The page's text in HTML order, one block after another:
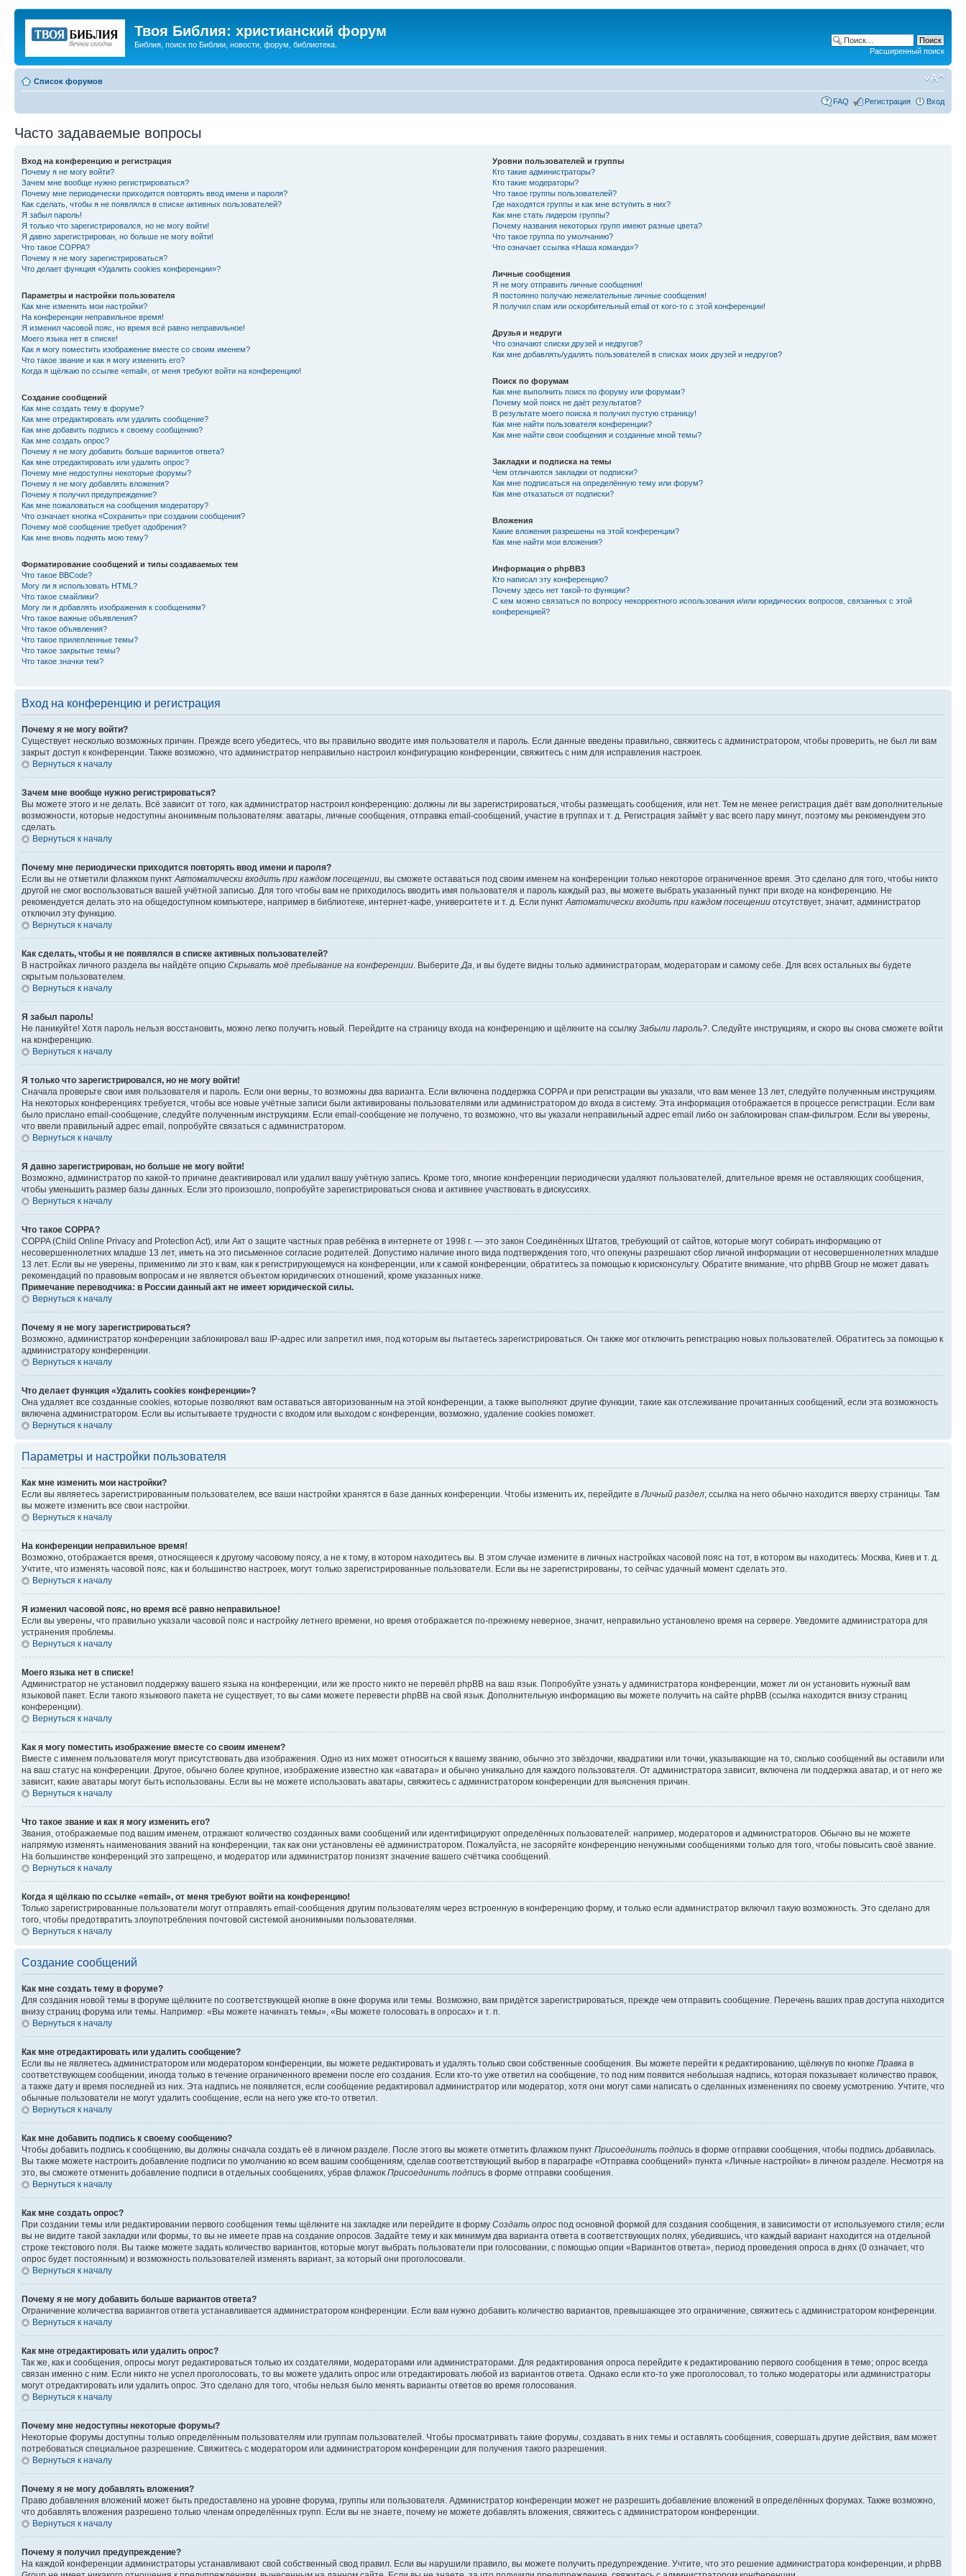
Твоя Библия: христианский форум
Библия, поиск по Библии, новости, форум, библиотека.
Расширенный поиск
Список форумов
FAQ Регистрация Вход
Часто задаваемые вопросы
Вход на конференцию и регистрация
Почему я не могу войти?
Зачем мне вообще нужно регистрироваться?
Почему мне периодически приходится повторять ввод имени и пароля?
Как сделать, чтобы я не появлялся в списке активных пользователей?
Я забыл пароль!
Я только что зарегистрировался, но не могу войти!
Я давно зарегистрирован, но больше не могу войти!
Что такое COPPA?
Почему я не могу зарегистрироваться?
Что делает функция «Удалить cookies конференции»?
Параметры и настройки пользователя
Как мне изменить мои настройки?
На конференции неправильное время!
Я изменил часовой пояс, но время всё равно неправильное!
Моего языка нет в списке!
Как я могу поместить изображение вместе со своим именем?
Что такое звание и как я могу изменить его?
Когда я щёлкаю по ссылке «email», от меня требуют войти на конференцию!
Создание сообщений
Как мне создать тему в форуме?
Как мне отредактировать или удалить сообщение?
Как мне добавить подпись к своему сообщению?
Как мне создать опрос?
Почему я не могу добавить больше вариантов ответа?
Как мне отредактировать или удалить опрос?
Почему мне недоступны некоторые форумы?
Почему я не могу добавлять вложения?
Почему я получил предупреждение?
Как мне пожаловаться на сообщения модератору?
Что означает кнопка «Сохранить» при создании сообщения?
Почему моё сообщение требует одобрения?
Как мне вновь поднять мою тему?
Форматирование сообщений и типы создаваемых тем
Что такое BBCode?
Могу ли я использовать HTML?
Что такое смайлики?
Могу ли я добавлять изображения к сообщениям?
Что такое важные объявления?
Что такое объявления?
Что такое прилепленные темы?
Что такое закрытые темы?
Что такое значки тем?
Уровни пользователей и группы
Кто такие администраторы?
Кто такие модераторы?
Что такое группы пользователей?
Где находятся группы и как мне вступить в них?
Как мне стать лидером группы?
Почему названия некоторых групп имеют разные цвета?
Что такое группа по умолчанию?
Что означает ссылка «Наша команда»?
Личные сообщения
Я не могу отправить личные сообщения!
Я постоянно получаю нежелательные личные сообщения!
Я получил спам или оскорбительный email от кого-то с этой конференции!
Друзья и недруги
Что означают списки друзей и недругов?
Как мне добавлять/удалять пользователей в списках моих друзей и недругов?
Поиск по форумам
Как мне выполнить поиск по форуму или форумам?
Почему мой поиск не даёт результатов?
В результате моего поиска я получил пустую страницу!
Как мне найти пользователя конференции?
Как мне найти свои сообщения и созданные мной темы?
Закладки и подписка на темы
Чем отличаются закладки от подписки?
Как мне подписаться на определённую тему или форум?
Как мне отказаться от подписки?
Вложения
Какие вложения разрешены на этой конференции?
Как мне найти мои вложения?
Информация о phpBB3
Кто написал эту конференцию?
Почему здесь нет такой-то функции?
С кем можно связаться по вопросу некорректного использования и/или юридических вопросов, связанных с этой
конференцией?
Вход на конференцию и регистрация
Почему я не могу войти?
Существует несколько возможных причин. Прежде всего убедитесь, что вы правильно вводите имя пользователя и пароль. Если данные введены правильно, свяжитесь с администратором, чтобы проверить, не был ли вам
закрыт доступ к конференции. Также возможно, что администратор неправильно настроил конфигурацию конференции, свяжитесь с ним для исправления настроек.
Вернуться к началу
Зачем мне вообще нужно регистрироваться?
Вы можете этого и не делать. Всё зависит от того, как администратор настроил конференцию: должны ли вы зарегистрироваться, чтобы размещать сообщения, или нет. Тем не менее регистрация даёт вам дополнительные
возможности, которые недоступны анонимным пользователям: аватары, личные сообщения, отправка email-сообщений, участие в группах и т. д. Регистрация займёт у вас всего пару минут, поэтому мы рекомендуем это
сделать.
Вернуться к началу
Почему мне периодически приходится повторять ввод имени и пароля?
Если вы не отметили флажком пункт Автоматически входить при каждом посещении , вы сможете оставаться под своим именем на конференции только некоторое ограниченное время. Это сделано для того, чтобы никто
другой не смог воспользоваться вашей учётной записью. Для того чтобы вам не приходилось вводить имя пользователя и пароль каждый раз, вы можете выбрать указанный пункт при входе на конференцию. Не
рекомендуется делать это на общедоступном компьютере, например в библиотеке, интернет-кафе, университете и т. д. Если пункт Автоматически входить при каждом посещении отсутствует, значит, администратор
отключил эту функцию.
Вернуться к началу
Как сделать, чтобы я не появлялся в списке активных пользователей?
В настройках личного раздела вы найдёте опцию Скрывать моё пребывание на конференции . Выберите Да , и вы будете видны только администраторам, модераторам и самому себе. Для всех остальных вы будете
скрытым пользователем.
Вернуться к началу
Я забыл пароль!
Не паникуйте! Хотя пароль нельзя восстановить, можно легко получить новый. Перейдите на страницу входа на конференцию и щёлкните на ссылку Забыли пароль? . Следуйте инструкциям, и скоро вы снова сможете войти
на конференцию.
Вернуться к началу
Я только что зарегистрировался, но не могу войти!
Сначала проверьте свои имя пользователя и пароль. Если они верны, то возможны два варианта. Если включена поддержка COPPA и при регистрации вы указали, что вам менее 13 лет, следуйте полученным инструкциям.
На некоторых конференциях требуется, чтобы все новые учётные записи были активированы пользователями или администратором до входа в систему. Эта информация отображается в процессе регистрации. Если вам
было прислано email-сообщение, следуйте полученным инструкциям. Если email-сообщение не получено, то возможно, что вы указали неправильный адрес email либо он заблокирован спам-фильтром. Если вы уверены,
что ввели правильный адрес email, попробуйте связаться с администратором.
Вернуться к началу
Я давно зарегистрирован, но больше не могу войти!
Возможно, администратор по какой-то причине деактивировал или удалил вашу учётную запись. Кроме того, многие конференции периодически удаляют пользователей, длительное время не оставляющих сообщения,
чтобы уменьшить размер базы данных. Если это произошло, попробуйте зарегистрироваться снова и активнее участвовать в дискуссиях.
Вернуться к началу
Что такое COPPA?
COPPA (Child Online Privacy and Protection Act), или Акт о защите частных прав ребёнка в интернете от 1998 г. — это закон Соединённых Штатов, требующий от сайтов, которые могут собирать информацию от
несовершеннолетних младше 13 лет, иметь на это письменное согласие родителей. Допустимо наличие иного вида подтверждения того, что опекуны разрешают сбор личной информации от несовершеннолетних младше
13 лет. Если вы не уверены, применимо ли это к вам, как к регистрирующемуся на конференции, или к самой конференции, обратитесь за помощью к юрисконсульту. Обратите внимание, что phpBB Group не может давать
рекомендаций по правовым вопросам и не является объектом юридических отношений, кроме указанных ниже.
Примечание переводчика: в России данный акт не имеет юридической силы.
Вернуться к началу
Почему я не могу зарегистрироваться?
Возможно, администратор конференции заблокировал ваш IP-адрес или запретил имя, под которым вы пытаетесь зарегистрироваться. Он также мог отключить регистрацию новых пользователей. Обратитесь за помощью к
администратору конференции.
Вернуться к началу
Что делает функция «Удалить cookies конференции»?
Она удаляет все созданные cookies, которые позволяют вам оставаться авторизованным на этой конференции, а также выполняют другие функции, такие как отслеживание прочитанных сообщений, если эта возможность
включена администратором. Если вы испытываете трудности с входом или выходом с конференции, возможно, удаление cookies поможет.
Вернуться к началу
Параметры и настройки пользователя
Как мне изменить мои настройки?
Если вы являетесь зарегистрированным пользователем, все ваши настройки хранятся в базе данных конференции. Чтобы изменить их, перейдите в Личный раздел; ссылка на него обычно находится вверху страницы. Там
вы можете изменить все свои настройки.
Вернуться к началу
На конференции неправильное время!
Возможно, отображается время, относящееся к другому часовому поясу, а не к тому, в котором находитесь вы. В этом случае измените в личных настройках часовой пояс на тот, в котором вы находитесь: Москва, Киев и т. д.
Учтите, что изменять часовой пояс, как и большинство настроек, могут только зарегистрированные пользователи. Если вы не зарегистрированы, то сейчас удачный момент сделать это.
Вернуться к началу
Я изменил часовой пояс, но время всё равно неправильное!
Если вы уверены, что правильно указали часовой пояс и настройку летнего времени, но время отображается по-прежнему неверное, значит, неправильно установлено время на сервере. Уведомите администратора для
устранения проблемы.
Вернуться к началу
Моего языка нет в списке!
Администратор не установил поддержку вашего языка на конференции, или же просто никто не перевёл phpBB на ваш язык. Попробуйте узнать у администратора конференции, может ли он установить нужный вам
языковой пакет. Если такого языкового пакета не существует, то вы сами можете перевести phpBB на свой язык. Дополнительную информацию вы можете получить на сайте phpBB (ссылка находится внизу страниц
конференции).
Вернуться к началу
Как я могу поместить изображение вместе со своим именем?
Вместе с именем пользователя могут присутствовать два изображения. Одно из них может относиться к вашему званию, обычно это звёздочки, квадратики или точки, указывающие на то, сколько сообщений вы оставили или
на ваш статус на конференции. Другое, обычно более крупное, изображение известно как «аватара» и обычно уникально для каждого пользователя. От администратора зависит, включена ли поддержка аватар, и от него же
зависит, какие аватары могут быть использованы. Если вы не можете использовать аватары, свяжитесь с администратором конференции для выяснения причин.
Вернуться к началу
Что такое звание и как я могу изменить его?
Звания, отображаемые под вашим именем, отражают количество созданных вами сообщений или идентифицируют определённых пользователей: например, модераторов и администраторов. Обычно вы не можете
напрямую изменять наименования званий на конференции, так как они установлены её администратором. Пожалуйста, не засоряйте конференцию ненужными сообщениями только для того, чтобы повысить своё звание.
На большинстве конференций это запрещено, и модератор или администратор понизят значение вашего счётчика сообщений.
Вернуться к началу
Когда я щёлкаю по ссылке «email», от меня требуют войти на конференцию!
Только зарегистрированные пользователи могут отправлять email-сообщения другим пользователям через встроенную в конференцию форму, и только если администратор включил такую возможность. Это сделано для
того, чтобы предотвратить злоупотребления почтовой системой анонимными пользователями.
Вернуться к началу
Создание сообщений
Как мне создать тему в форуме?
Для создания новой темы в форуме щёлкните по соответствующей кнопке в окне форума или темы. Возможно, вам придётся зарегистрироваться, прежде чем отправить сообщение. Перечень ваших прав доступа находится
внизу страниц форума или темы. Например: «Вы можете начинать темы», «Вы можете голосовать в опросах» и т. п.
Вернуться к началу
Как мне отредактировать или удалить сообщение?
Если вы не являетесь администратором или модератором конференции, вы можете редактировать и удалять только свои собственные сообщения. Вы можете перейти к редактированию, щёлкнув по кнопке Правка в
соответствующем сообщении, иногда только в течение ограниченного времени после его создания. Если кто-то уже ответил на сообщение, то под ним появится небольшая надпись, которая показывает количество правок,
а также дату и время последней из них. Эта надпись не появляется, если сообщение редактировал администратор или модератор, хотя они могут сами написать о сделанных изменениях по своему усмотрению. Учтите, что
обычные пользователи не могут удалить сообщение, если на него уже кто-то ответил.
Вернуться к началу
Как мне добавить подпись к своему сообщению?
Чтобы добавить подпись к сообщению, вы должны сначала создать её в личном разделе. После этого вы можете отметить флажком пункт Присоединить подпись в форме отправки сообщения, чтобы подпись добавилась.
Вы также можете настроить добавление подписи по умолчанию ко всем вашим сообщениям, сделав соответствующий выбор в параграфе «Отправка сообщений» пункта «Личные настройки» в личном разделе. Несмотря на
это, вы сможете отменить добавление подписи в отдельных сообщениях, убрав флажок Присоединить подпись в форме отправки сообщения.
Вернуться к началу
Как мне создать опрос?
При создании темы или редактировании первого сообщения темы щёлкните на закладке или перейдите в форму Создать опрос под основной формой для создания сообщения, в зависимости от используемого стиля; если
вы не видите такой закладки или формы, то вы не имеете прав на создание опросов. Задайте тему и как минимум два варианта ответа в соответствующих полях, убедившись, что каждый вариант находится на отдельной
строке текстового поля. Вы также можете задать количество вариантов, которые могут выбрать пользователи при голосовании, с помощью опции «Вариантов ответа», период проведения опроса в днях (0 означает, что
опрос будет постоянным) и возможность пользователей изменять вариант, за который они проголосовали.
Вернуться к началу
Почему я не могу добавить больше вариантов ответа?
Ограничение количества вариантов ответа устанавливается администратором конференции. Если вам нужно добавить количество вариантов, превышающее это ограничение, свяжитесь с администратором конференции.
Вернуться к началу
Как мне отредактировать или удалить опрос?
Так же, как и сообщения, опросы могут редактироваться только их создателями, модераторами или администраторами. Для редактирования опроса перейдите к редактированию первого сообщения в теме; опрос всегда
связан именно с ним. Если никто не успел проголосовать, то вы можете удалить опрос или отредактировать любой из вариантов ответа. Однако если кто-то уже проголосовал, то только модераторы или администраторы
могут отредактировать или удалить опрос. Это сделано для того, чтобы нельзя было менять варианты ответов во время голосования.
Вернуться к началу
Почему мне недоступны некоторые форумы?
Некоторые форумы доступны только определённым пользователям или группам пользователей. Чтобы просматривать такие форумы, создавать в них темы и оставлять сообщения, совершать другие действия, вам может
потребоваться специальное разрешение. Свяжитесь с модератором или администратором конференции для получения такого разрешения.
Вернуться к началу
Почему я не могу добавлять вложения?
Право добавления вложений может быть предоставлено на уровне форума, группы или пользователя. Администратор конференции может не разрешить добавление вложений в определённых форумах. Также возможно,
что добавлять вложения разрешено только членам определённых групп. Если вы не знаете, почему не можете добавлять вложения, свяжитесь с администратором конференции.
Вернуться к началу
Почему я получил предупреждение?
На каждой конференции администраторы устанавливают свой собственный свод правил. Если вы нарушили правило, вы можете получить предупреждение. Учтите, что это решение администратора конференции, и phpBB